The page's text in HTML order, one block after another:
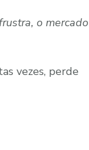
o mercado
vezes, perde